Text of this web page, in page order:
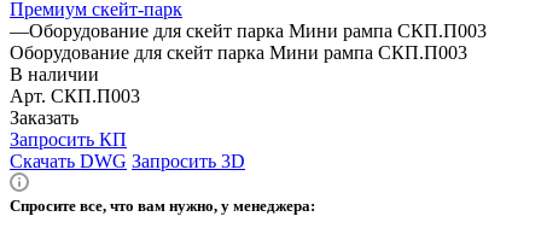
Премиум скейт-парк
—Оборудование для скейт парка Мини рампа СКП.П003
Оборудование для скейт парка Мини рампа СКП.П003
В наличии
Арт. СКП.П003
Заказать
Запросить КП
Скачать DWG Запросить 3D
Спросите все, что вам нужно, у менеджера: